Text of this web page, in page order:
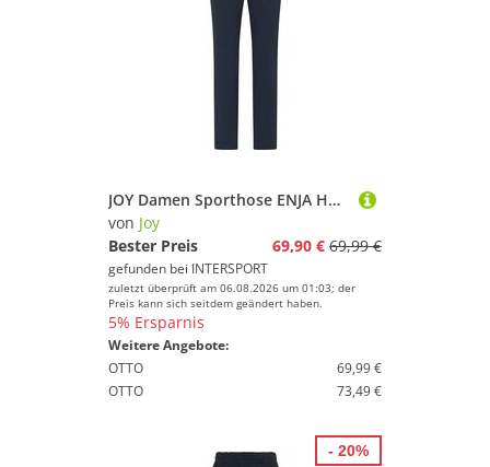
JOY Damen Sporthose ENJA Hose
von Joy
Bester Preis
69,90 € 69,99 €
gefunden bei INTERSPORT
zuletzt überprüft am 06.08.2026 um 01:03; der
Preis kann sich seitdem geändert haben.
5% Ersparnis
Weitere Angebote:
OTTO
69,99 €
OTTO
73,49 €
- 20%